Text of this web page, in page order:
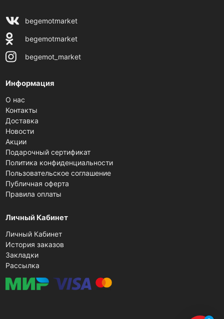
begemotmarket
begemotmarket
begemot_market
Информация
О нас
Контакты
Доставка
Новости
Акции
Подарочный сертификат
Политика конфиденциальности
Пользовательское соглашение
Публичная оферта
Правила оплаты
Личный Кабинет
Личный Кабинет
История заказов
Закладки
Рассылка